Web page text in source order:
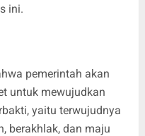
ini.
pemerintah akan
untuk mewujudkan
yaitu terwujudnya
berakhlak, dan maju